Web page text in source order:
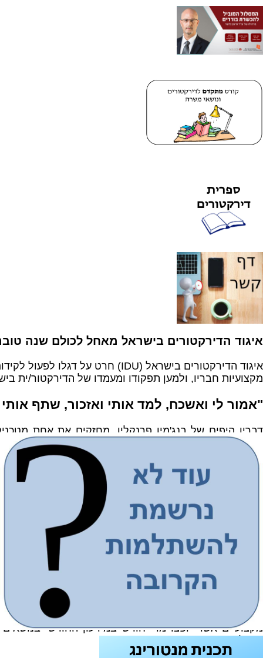
איגוד הדירקטורים בישראל מאחל לכולם שנה
איגוד הדירקטורים בישראל (IDU) חרט על דגלו לפעול לקידום
מקצועיות חבריו, ולמען תפקודו ומעמדו של הדירקטור/ית
"אמור לי ואשכח, למד אותי ואזכור, שתף אותי
דבריו היפים של בנג'מין פרנקלין, מחזקים את אחת
שיתוף. לכן השנה החלטנו לשתף את חברי האיגוד
שהתחלנו לקיים במסגרת פעילות הועדה המקצועית.
זו ההזדמנות נהדרת להודות תחילה לכל אחד ואחת
בהתמקצעות כמפתח להצלחה בעבודת הדירקטוריון. על
להיכנס לזירה המקצועית באתר ולהגיע לפעילויות במהלך
ברצוננו להודות גם על הירתמותכם למלאכת השיתוף הן
במסגרת תכנית המנטורינג שרבים מכם שיתפו מניסיונם את
גם במהלך השנה החולפת הקפדנו לקדם מגוון פעילויות
שיתוף פעולה אקדמי
עריכת אירועים בשיתוף עם גופים אקדמיים, ביניהם
ל.ה.ב (1992) לימודי הכשרה בניהול של
מקצועיים אשר יופצו מדי חודש במידעון החודשי